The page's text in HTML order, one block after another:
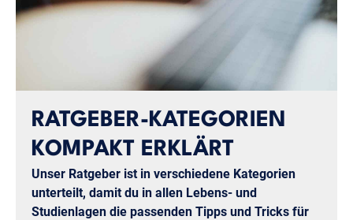
RATGEBER-KATEGORIEN
KOMPAKT ERKLÄRT
Unser Ratgeber ist in verschiedene Kategorien
unterteilt, damit du in allen Lebens- und
Studienlagen die passenden Tipps und Tricks für